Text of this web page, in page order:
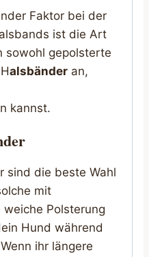
Faktor bei der
ist die Art
sowohl gepolsterte
alsbänder an,
kannst.
sind die beste Wahl
mit
Polsterung
Hund während
ihr längere